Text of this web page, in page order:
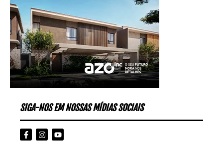
SIGA-NOS EM NOSSAS MÍDIAS SOCIAIS